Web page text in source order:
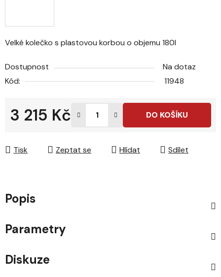
Velké kolečko s plastovou korbou o objemu 180l
Dostupnost
Na dotaz
Kód:
11948
3 215 Kč DO KOŠÍKU
Tisk Zeptat se Hlídat Sdílet
Popis
Parametry
Diskuze